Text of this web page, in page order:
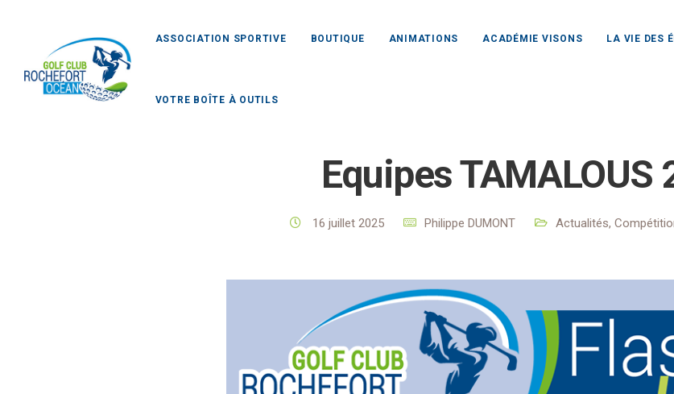
ASSOCIATION SPORTIVE BOUTIQUE ANIMATIONS ACADÉMIE VISONS LA VIE DES
VOTRE BOÎTE À OUTILS
Equipes TAMALOUS
16 juillet 2025 Philippe DUMONT Actualités,